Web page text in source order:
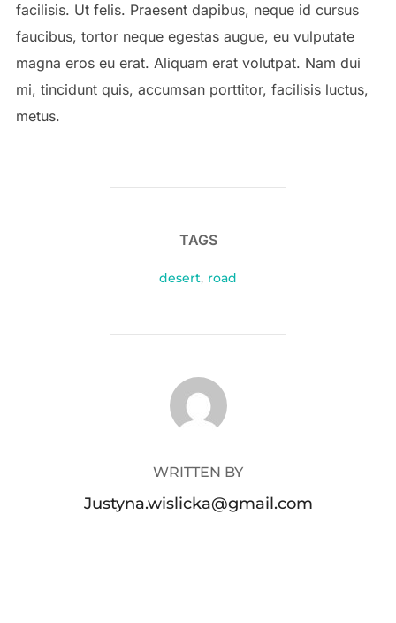
facilisis. Ut felis. Praesent dapibus, neque id cursus
faucibus, tortor neque egestas augue, eu vulputate
magna eros eu erat. Aliquam erat volutpat. Nam dui
mi, tincidunt quis, accumsan porttitor, facilisis luctus,
metus.
TAGS
desert, road
POST AUTHOR
WRITTEN BY
Justyna.wislicka@gmail.com